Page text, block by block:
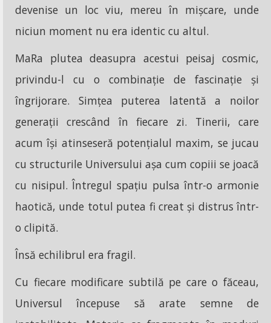
devenise un loc viu, mereu în mișcare, unde
niciun moment nu era identic cu altul.
MaRa plutea deasupra acestui peisaj cosmic,
privindu-l cu o combinație de fascinație și
îngrijorare. Simțea puterea latentă a noilor
generații crescând în fiecare zi. Tinerii, care
acum își atinseseră potențialul maxim, se jucau
cu structurile Universului așa cum copiii se joacă
cu nisipul. Întregul spațiu pulsa într-o armonie
haotică, unde totul putea fi creat și distrus într-
o clipită.
Însă echilibrul era fragil.
Cu fiecare modificare subtilă pe care o făceau,
Universul începuse să arate semne de